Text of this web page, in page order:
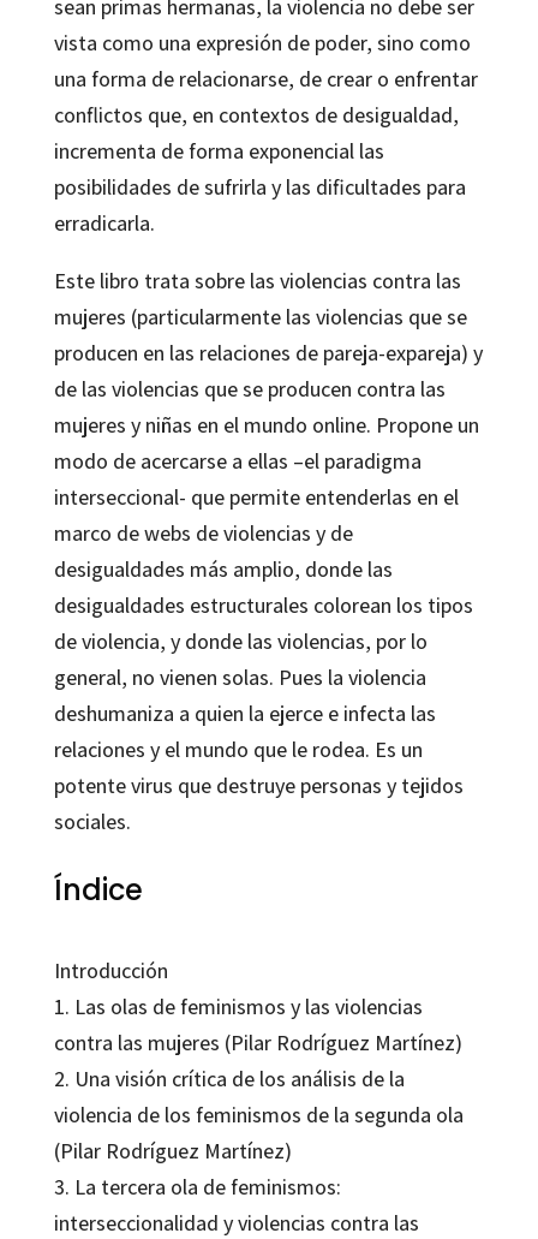
sean primas hermanas, la violencia no debe ser
vista como una expresión de poder, sino como
una forma de relacionarse, de crear o enfrentar
conflictos que, en contextos de desigualdad,
incrementa de forma exponencial las
posibilidades de sufrirla y las dificultades para
erradicarla.
Este libro trata sobre las violencias contra las
mujeres (particularmente las violencias que se
producen en las relaciones de pareja-expareja) y
de las violencias que se producen contra las
mujeres y niñas en el mundo online. Propone un
modo de acercarse a ellas –el paradigma
interseccional- que permite entenderlas en el
marco de webs de violencias y de
desigualdades más amplio, donde las
desigualdades estructurales colorean los tipos
de violencia, y donde las violencias, por lo
general, no vienen solas. Pues la violencia
deshumaniza a quien la ejerce e infecta las
relaciones y el mundo que le rodea. Es un
potente virus que destruye personas y tejidos
sociales.
Índice
Introducción
1. Las olas de feminismos y las violencias
contra las mujeres (Pilar Rodríguez Martínez)
2. Una visión crítica de los análisis de la
violencia de los feminismos de la segunda ola
(Pilar Rodríguez Martínez)
3. La tercera ola de feminismos:
interseccionalidad y violencias contra las